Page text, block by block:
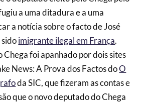
a uma ditadura e a uma
a notícia sobre o facto de José
imigrante ilegal em França.
Chega foi apanhado por dois sites
News: A Prova dos Factos doO
da SIC, que fizeram as contas e
que o novo deputado do Chega